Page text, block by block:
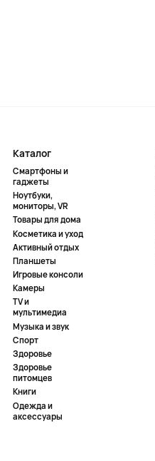
Каталог
Смартфоны и
гаджеты
Ноутбуки,
мониторы, VR
Товары для дома
Косметика и уход
Активный отдых
Планшеты
Игровые консоли
Камеры
TV и
мультимедиа
Музыка и звук
Спорт
Здоровье
Здоровье
питомцев
Книги
Одежда и
аксессуары